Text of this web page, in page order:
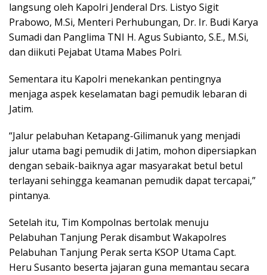
langsung oleh Kapolri Jenderal Drs. Listyo Sigit
Prabowo, M.Si, Menteri Perhubungan, Dr. Ir. Budi Karya
Sumadi dan Panglima TNI H. Agus Subianto, S.E., M.Si,
dan diikuti Pejabat Utama Mabes Polri.
Sementara itu Kapolri menekankan pentingnya
menjaga aspek keselamatan bagi pemudik lebaran di
Jatim.
“Jalur pelabuhan Ketapang-Gilimanuk yang menjadi
jalur utama bagi pemudik di Jatim, mohon dipersiapkan
dengan sebaik-baiknya agar masyarakat betul betul
terlayani sehingga keamanan pemudik dapat tercapai,”
pintanya.
Setelah itu, Tim Kompolnas bertolak menuju
Pelabuhan Tanjung Perak disambut Wakapolres
Pelabuhan Tanjung Perak serta KSOP Utama Capt.
Heru Susanto beserta jajaran guna memantau secara